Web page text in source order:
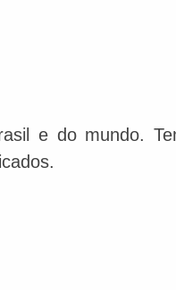
e do mundo.